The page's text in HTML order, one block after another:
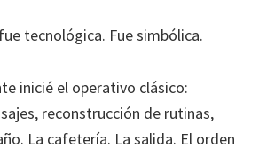
tecnológica. Fue simbólica.
inicié el operativo clásico:
reconstrucción de rutinas,
La cafetería. La salida. El orden